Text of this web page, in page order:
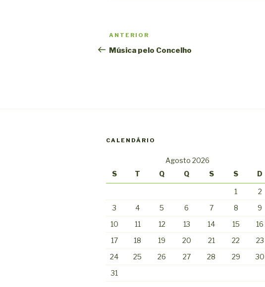
Navegação
de
Conteúdo
anterior
ANTERIOR
Música pelo Concelho
CALENDÁRIO
Agosto 2026
S
T Q Q S S D
1
2
3
4 5 6 7 8
9
10
11 12 13 14 15
16
17
18 19 20 21 22
23
24
25 26 27 28 29
30
31